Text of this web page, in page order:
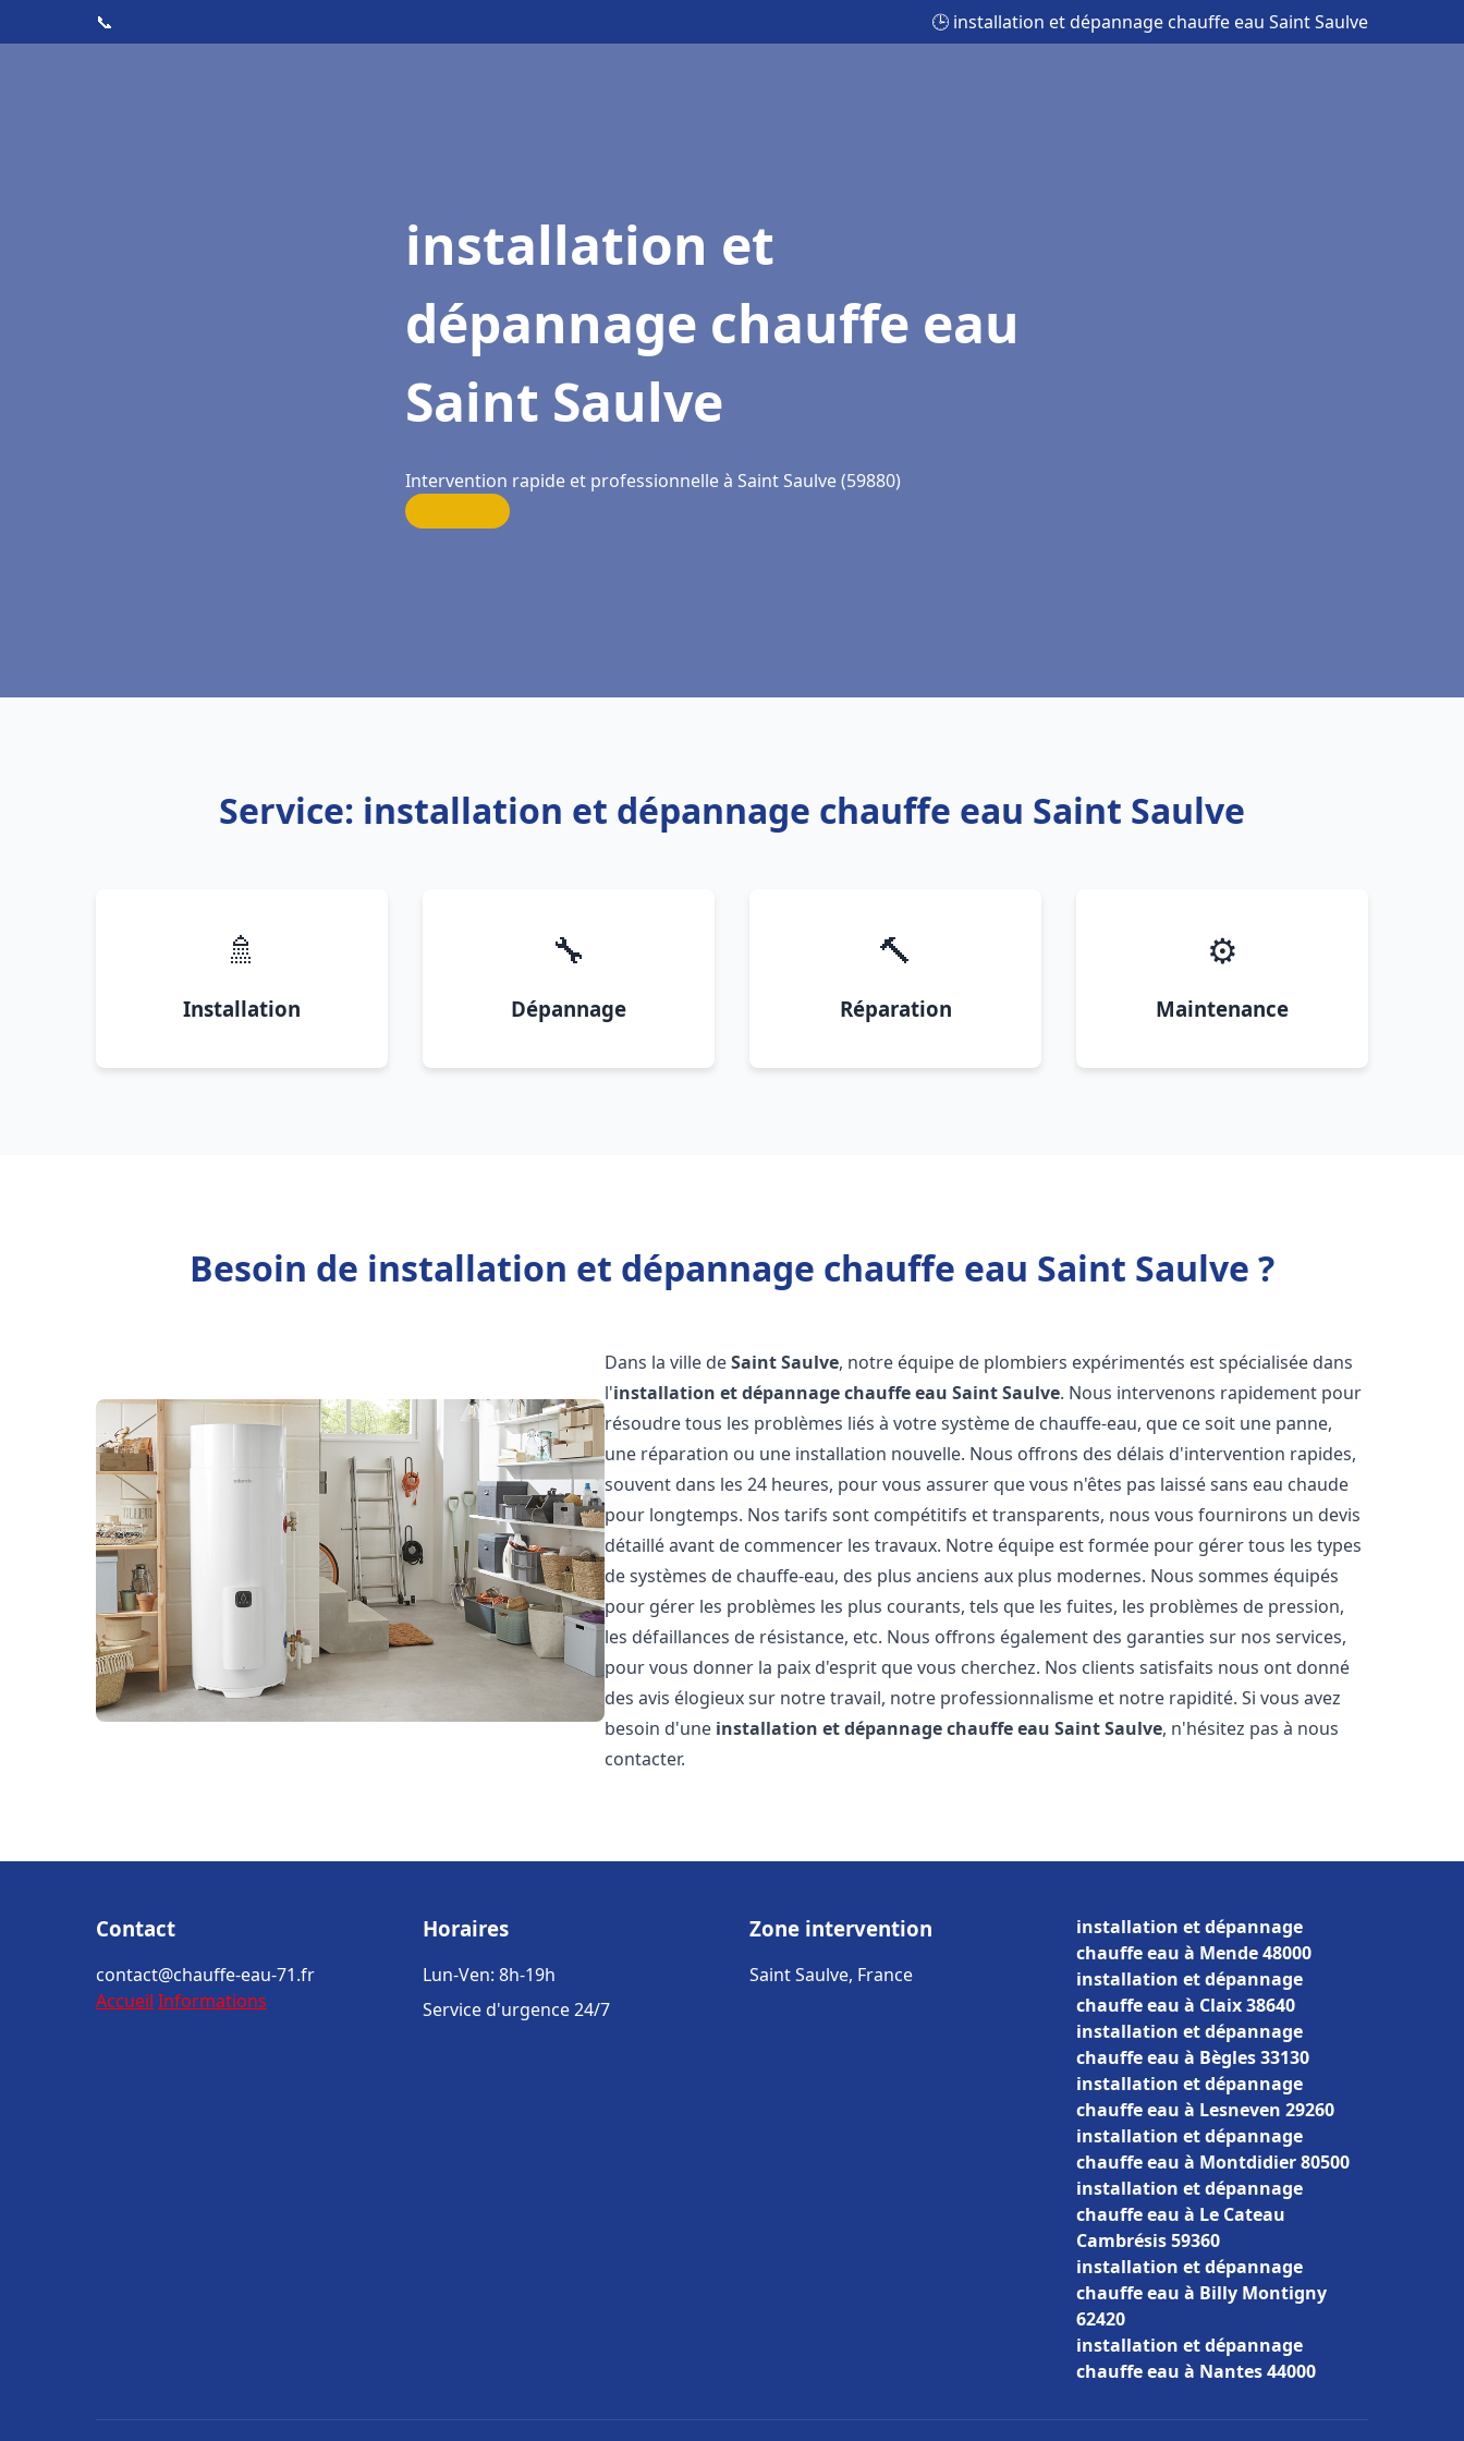
📞 🕒 installation et dépannage chauffe eau Saint Saulve
installation et
dépannage chauffe eau
Saint Saulve
Intervention rapide et professionnelle à Saint Saulve (59880)
Service: installation et dépannage chauffe eau Saint Saulve
🚿
Installation
🔧
Dépannage
🔨
Réparation
⚙️
Maintenance
Besoin de installation et dépannage chauffe eau Saint Saulve ?
Dans la ville deSaint Saulve, notre équipe de plombiers expérimentés est spécialisée dans
l'installation et dépannage chauffe eau Saint Saulve. Nous intervenons rapidement pour
résoudre tous les problèmes liés à votre système de chauffe-eau, que ce soit une panne,
une réparation ou une installation nouvelle. Nous offrons des délais d'intervention rapides,
souvent dans les 24 heures, pour vous assurer que vous n'êtes pas laissé sans eau chaude
pour longtemps. Nos tarifs sont compétitifs et transparents, nous vous fournirons un devis
détaillé avant de commencer les travaux. Notre équipe est formée pour gérer tous les types
de systèmes de chauffe-eau, des plus anciens aux plus modernes. Nous sommes équipés
pour gérer les problèmes les plus courants, tels que les fuites, les problèmes de pression,
les défaillances de résistance, etc. Nous offrons également des garanties sur nos services,
pour vous donner la paix d'esprit que vous cherchez. Nos clients satisfaits nous ont donné
des avis élogieux sur notre travail, notre professionnalisme et notre rapidité. Si vous avez
besoin d'une installation et dépannage chauffe eau Saint Saulve, n'hésitez pas à nous
contacter.
Contact
contact@chauffe-eau-71.fr
Accueil Informations
Horaires
Lun-Ven: 8h-19h
Service d'urgence 24/7
Zone intervention
Saint Saulve, France
installation et dépannage
chauffe eau à Mende 48000
installation et dépannage
chauffe eau à Claix 38640
installation et dépannage
chauffe eau à Bègles 33130
installation et dépannage
chauffe eau à Lesneven 29260
installation et dépannage
chauffe eau à Montdidier 80500
installation et dépannage
chauffe eau à Le Cateau
Cambrésis 59360
installation et dépannage
chauffe eau à Billy Montigny
62420
installation et dépannage
chauffe eau à Nantes 44000